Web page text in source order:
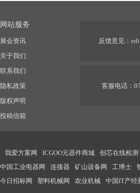
网站服务
展会资讯
关于我们
联系我们
隐私政策
版权声明
投稿信箱
反馈意见：
客服电话：
我爱方案网 ICGOO元器件商城 创芯在线检测
中国工业电器网
连接器 矿山设备网 工博士
今日招标网
塑料机械网 农业机械 中国IT产经